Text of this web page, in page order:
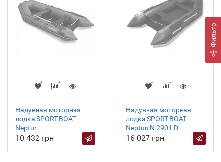
Фильтр
Надувная моторная
лодка SPORT-BOAT
Neptun
10 432 грн
Надувная моторная
лодка SPORT-BOAT
Neptun N 290 LD
16 027 грн